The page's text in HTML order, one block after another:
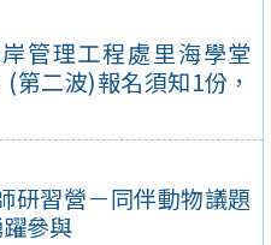
管理工程處里海學堂
(第二波)報名須知1份，
研習營－同伴動物議題
參與